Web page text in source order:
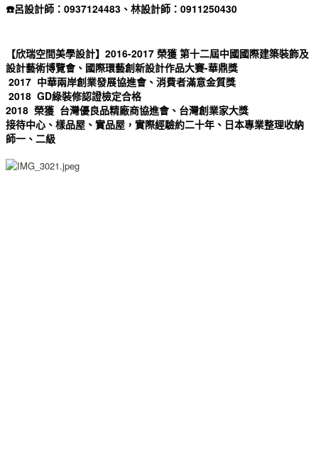
☎️呂設計師：0937124483、林設計師：0911250430
【欣瑞空間美學設計】2016-2017 榮獲 第十二屆中國國際建築裝飾及
設計藝術博覽會、國際環藝創新設計作品大賽-華鼎獎
2017 中華兩岸創業發展協進會、消費者滿意金質獎
2018 GD綠裝修認證檢定合格
2018 榮獲 台灣優良品精廠商協進會、台灣創業家大獎
接待中心、樣品屋、實品屋，實際經驗約二十年、日本專業整理收納
師一、二級